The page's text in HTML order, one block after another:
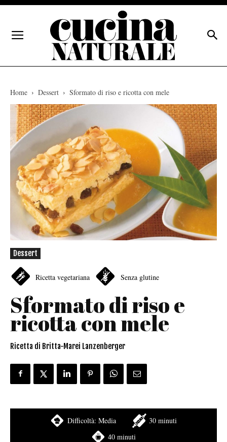
Home Dessert Sformato di riso e ricotta con mele
Dessert
Ricetta vegetariana Senza glutine
Sformato di riso e
ricotta con mele
Ricetta di Britta-Marei Lanzenberger
Difficoltà: Media
30 minuti
40 minuti